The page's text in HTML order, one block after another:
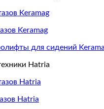
Keramag
Keramag
для сидений
Hatria
Hatria
Hatria